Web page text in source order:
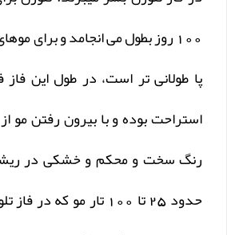
100 روز بطول می انجامد و برای
پا طولانی تر است، در طول این
استراحت بوده و با بیرون رفتن مو
رنگ سخت و محکم و خشکی در
حدود 25 تا 100 تار مو